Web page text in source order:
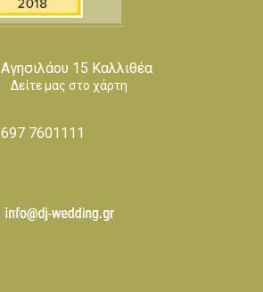
Αγησιλάου 15 Καλλιθέα
Δείτε μας στο χάρτη
697 7601111